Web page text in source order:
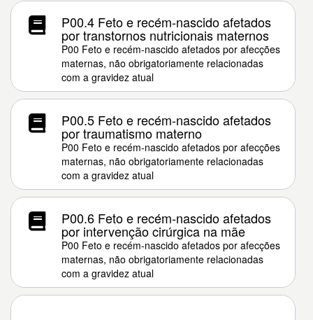
P00.4 Feto e recém-nascido afetados
por transtornos nutricionais maternos
P00 Feto e recém-nascido afetados por afecções
maternas, não obrigatoriamente relacionadas
com a gravidez atual
P00.5 Feto e recém-nascido afetados
por traumatismo materno
P00 Feto e recém-nascido afetados por afecções
maternas, não obrigatoriamente relacionadas
com a gravidez atual
P00.6 Feto e recém-nascido afetados
por intervenção cirúrgica na mãe
P00 Feto e recém-nascido afetados por afecções
maternas, não obrigatoriamente relacionadas
com a gravidez atual